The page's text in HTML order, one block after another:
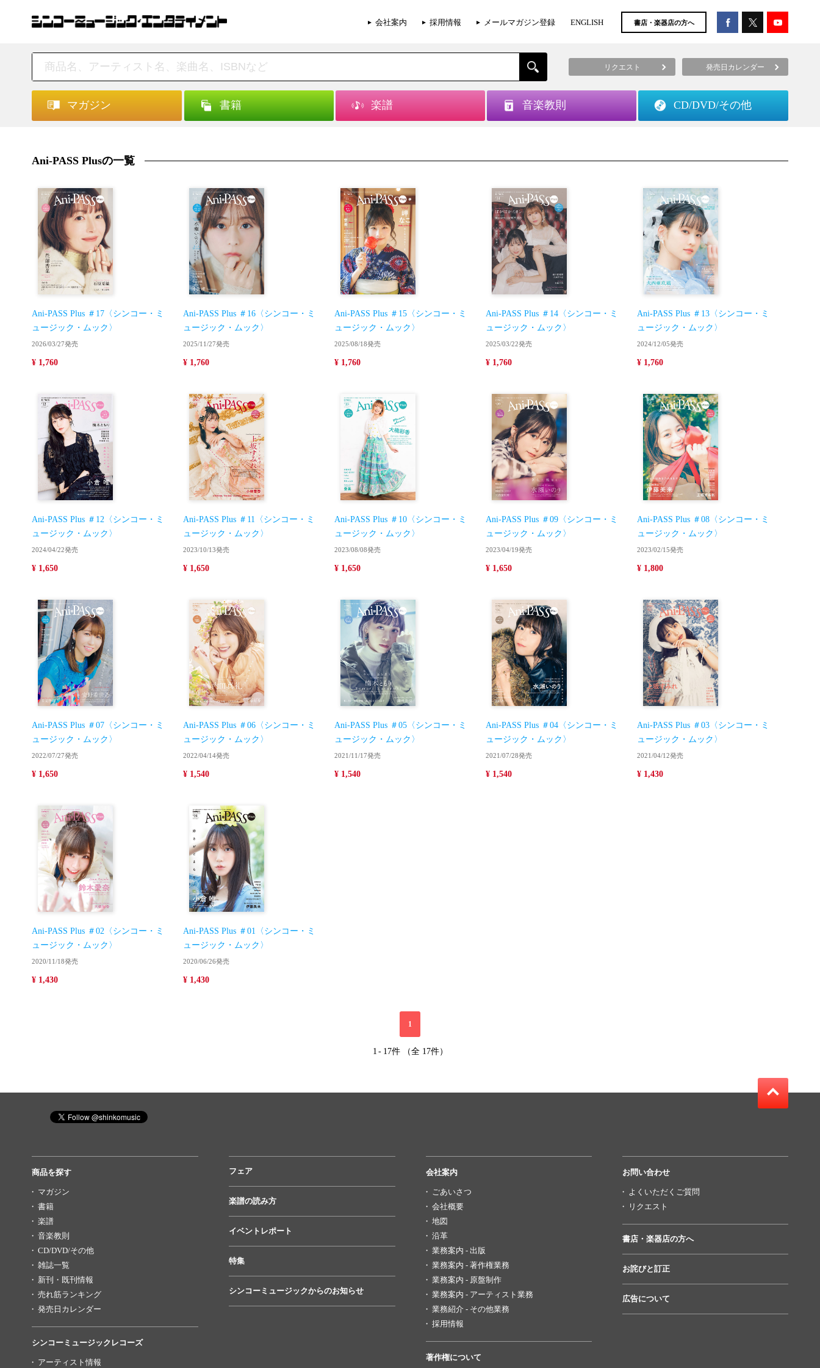
会社案内 採用情報 メールマガジン登録 ENGLISH 書店・楽器店の方へ
リクエスト 発売日カレンダー
マガジン 書籍 楽譜 音楽教則 CD/DVD/その他
Ani-PASS Plusの一覧
Ani-PASS Plus ＃17〈シンコー・ミ
ュージック・ムック〉
2026/03/27発売
¥ 1,760
Ani-PASS Plus ＃16〈シンコー・ミ
ュージック・ムック〉
2025/11/27発売
¥ 1,760
Ani-PASS Plus ＃15〈シンコー・ミ
ュージック・ムック〉
2025/08/18発売
¥ 1,760
Ani-PASS Plus ＃14〈シンコー・ミ
ュージック・ムック〉
2025/03/22発売
¥ 1,760
Ani-PASS Plus ＃13〈シンコー・ミ
ュージック・ムック〉
2024/12/05発売
¥ 1,760
Ani-PASS Plus ＃12〈シンコー・ミ
ュージック・ムック〉
2024/04/22発売
¥ 1,650
Ani-PASS Plus ＃11〈シンコー・ミ
ュージック・ムック〉
2023/10/13発売
¥ 1,650
Ani-PASS Plus ＃10〈シンコー・ミ
ュージック・ムック〉
2023/08/08発売
¥ 1,650
Ani-PASS Plus ＃09〈シンコー・ミ
ュージック・ムック〉
2023/04/19発売
¥ 1,650
Ani-PASS Plus ＃08〈シンコー・ミ
ュージック・ムック〉
2023/02/15発売
¥ 1,800
Ani-PASS Plus ＃07〈シンコー・ミ
ュージック・ムック〉
2022/07/27発売
¥ 1,650
Ani-PASS Plus ＃06〈シンコー・ミ
ュージック・ムック〉
2022/04/14発売
¥ 1,540
Ani-PASS Plus ＃05〈シンコー・ミ
ュージック・ムック〉
2021/11/17発売
¥ 1,540
Ani-PASS Plus ＃04〈シンコー・ミ
ュージック・ムック〉
2021/07/28発売
¥ 1,540
Ani-PASS Plus ＃03〈シンコー・ミ
ュージック・ムック〉
2021/04/12発売
¥ 1,430
Ani-PASS Plus ＃02〈シンコー・ミ
ュージック・ムック〉
2020/11/18発売
¥ 1,430
Ani-PASS Plus ＃01〈シンコー・ミ
ュージック・ムック〉
2020/06/26発売
¥ 1,430
1
1 - 17件 （全 17件）
商品を探す
マガジン
書籍
楽譜
音楽教則
CD/DVD/その他
雑誌一覧
新刊・既刊情報
売れ筋ランキング
発売日カレンダー
シンコーミュージックレコーズ
アーティスト情報
フェア
楽譜の読み方
イベントレポート
特集
シンコーミュージックからのお知らせ
会社案内
ごあいさつ
会社概要
地図
沿革
業務案内 - 出版
業務案内 - 著作権業務
業務案内 - 原盤制作
業務案内 - アーティスト業務
業務紹介 - その他業務
採用情報
著作権について
お問い合わせ
よくいただくご質問
リクエスト
書店・楽器店の方へ
お詫びと訂正
広告について